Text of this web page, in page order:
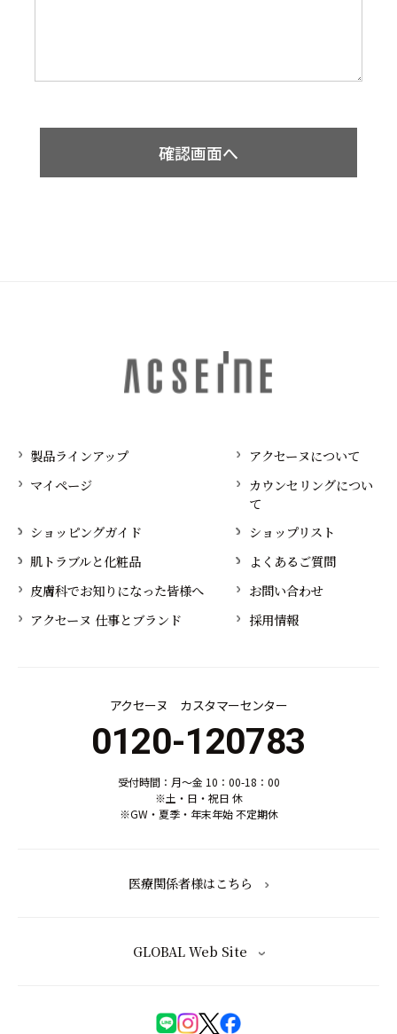
製品ラインアップ
アクセーヌについて
マイページ
カウンセリングについ
て
ショッピングガイド
ショップリスト
肌トラブルと化粧品
よくあるご質問
皮膚科でお知りになった皆様へ
お問い合わせ
アクセーヌ 仕事とブランド
採用情報
アクセーヌ カスタマーセンター
0120-120783
受付時間：月～金 10：00-18：00
※土・日・祝日 休
※GW・夏季・年末年始 不定期休
医療関係者様はこちら
GLOBAL Web Site